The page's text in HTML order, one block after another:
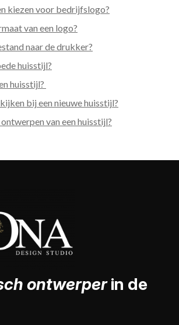
kiezen voor bedrijfslogo?
van een logo?
naar de drukker?
huisstijl?
huisstijl?
bij een nieuwe huisstijl?
van een huisstijl?
ontwerperin de